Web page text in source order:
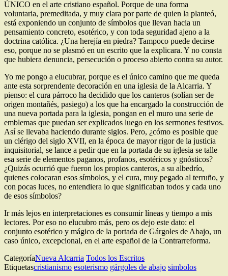
ÚNICO en el arte cristiano español. Porque de una forma
voluntaria, premeditada, y muy clara por parte de quien la planteó,
está exponiendo un conjunto de símbolos que llevan hacia un
pensamiento concreto, esotérico, y con toda seguridad ajeno a la
doctrina católica. ¿Una herejía en piedra? Tampoco puede decirse
eso, porque no se plasmó en un escrito que la explicara. Y no consta
que hubiera denuncia, persecución o proceso abierto contra su autor.
Yo me pongo a elucubrar, porque es el único camino que me queda
ante esta sorprendente decoración en una iglesia de la Alcarria. Y
pienso: el cura párroco ha decidido que los canteros (solían ser de
origen montañés, pasiego) a los que ha encargado la construcción de
una nueva portada para la iglesia, pongan en el muro una serie de
emblemas que puedan ser explicados luego en los sermones festivos.
Así se llevaba haciendo durante siglos. Pero, ¿cómo es posible que
un clérigo del siglo XVII, en la época de mayor rigor de la justicia
inquisitorial, se lance a pedir que en la portada de su iglesia se talle
esa serie de elementos paganos, profanos, esotéricos y gnósticos?
¿Quizás ocurrió que fueron los propios canteros, a su albedrío,
quienes colocaran esos símbolos, y el cura, muy pegado al terruño, y
con pocas luces, no entendiera lo que significaban todos y cada uno
de esos símbolos?
Ir más lejos en interpretaciones es consumir líneas y tiempo a mis
lectores. Por eso no elucubro más, pero os dejo este dato: el
conjunto esotérico y mágico de la portada de Gárgoles de Abajo, un
caso único, excepcional, en el arte español de la Contrarreforma.
CategoríaNueva Alcarria Todos los Escritos
Etiquetascristianismo esoterismo gárgoles de abajo simbolos